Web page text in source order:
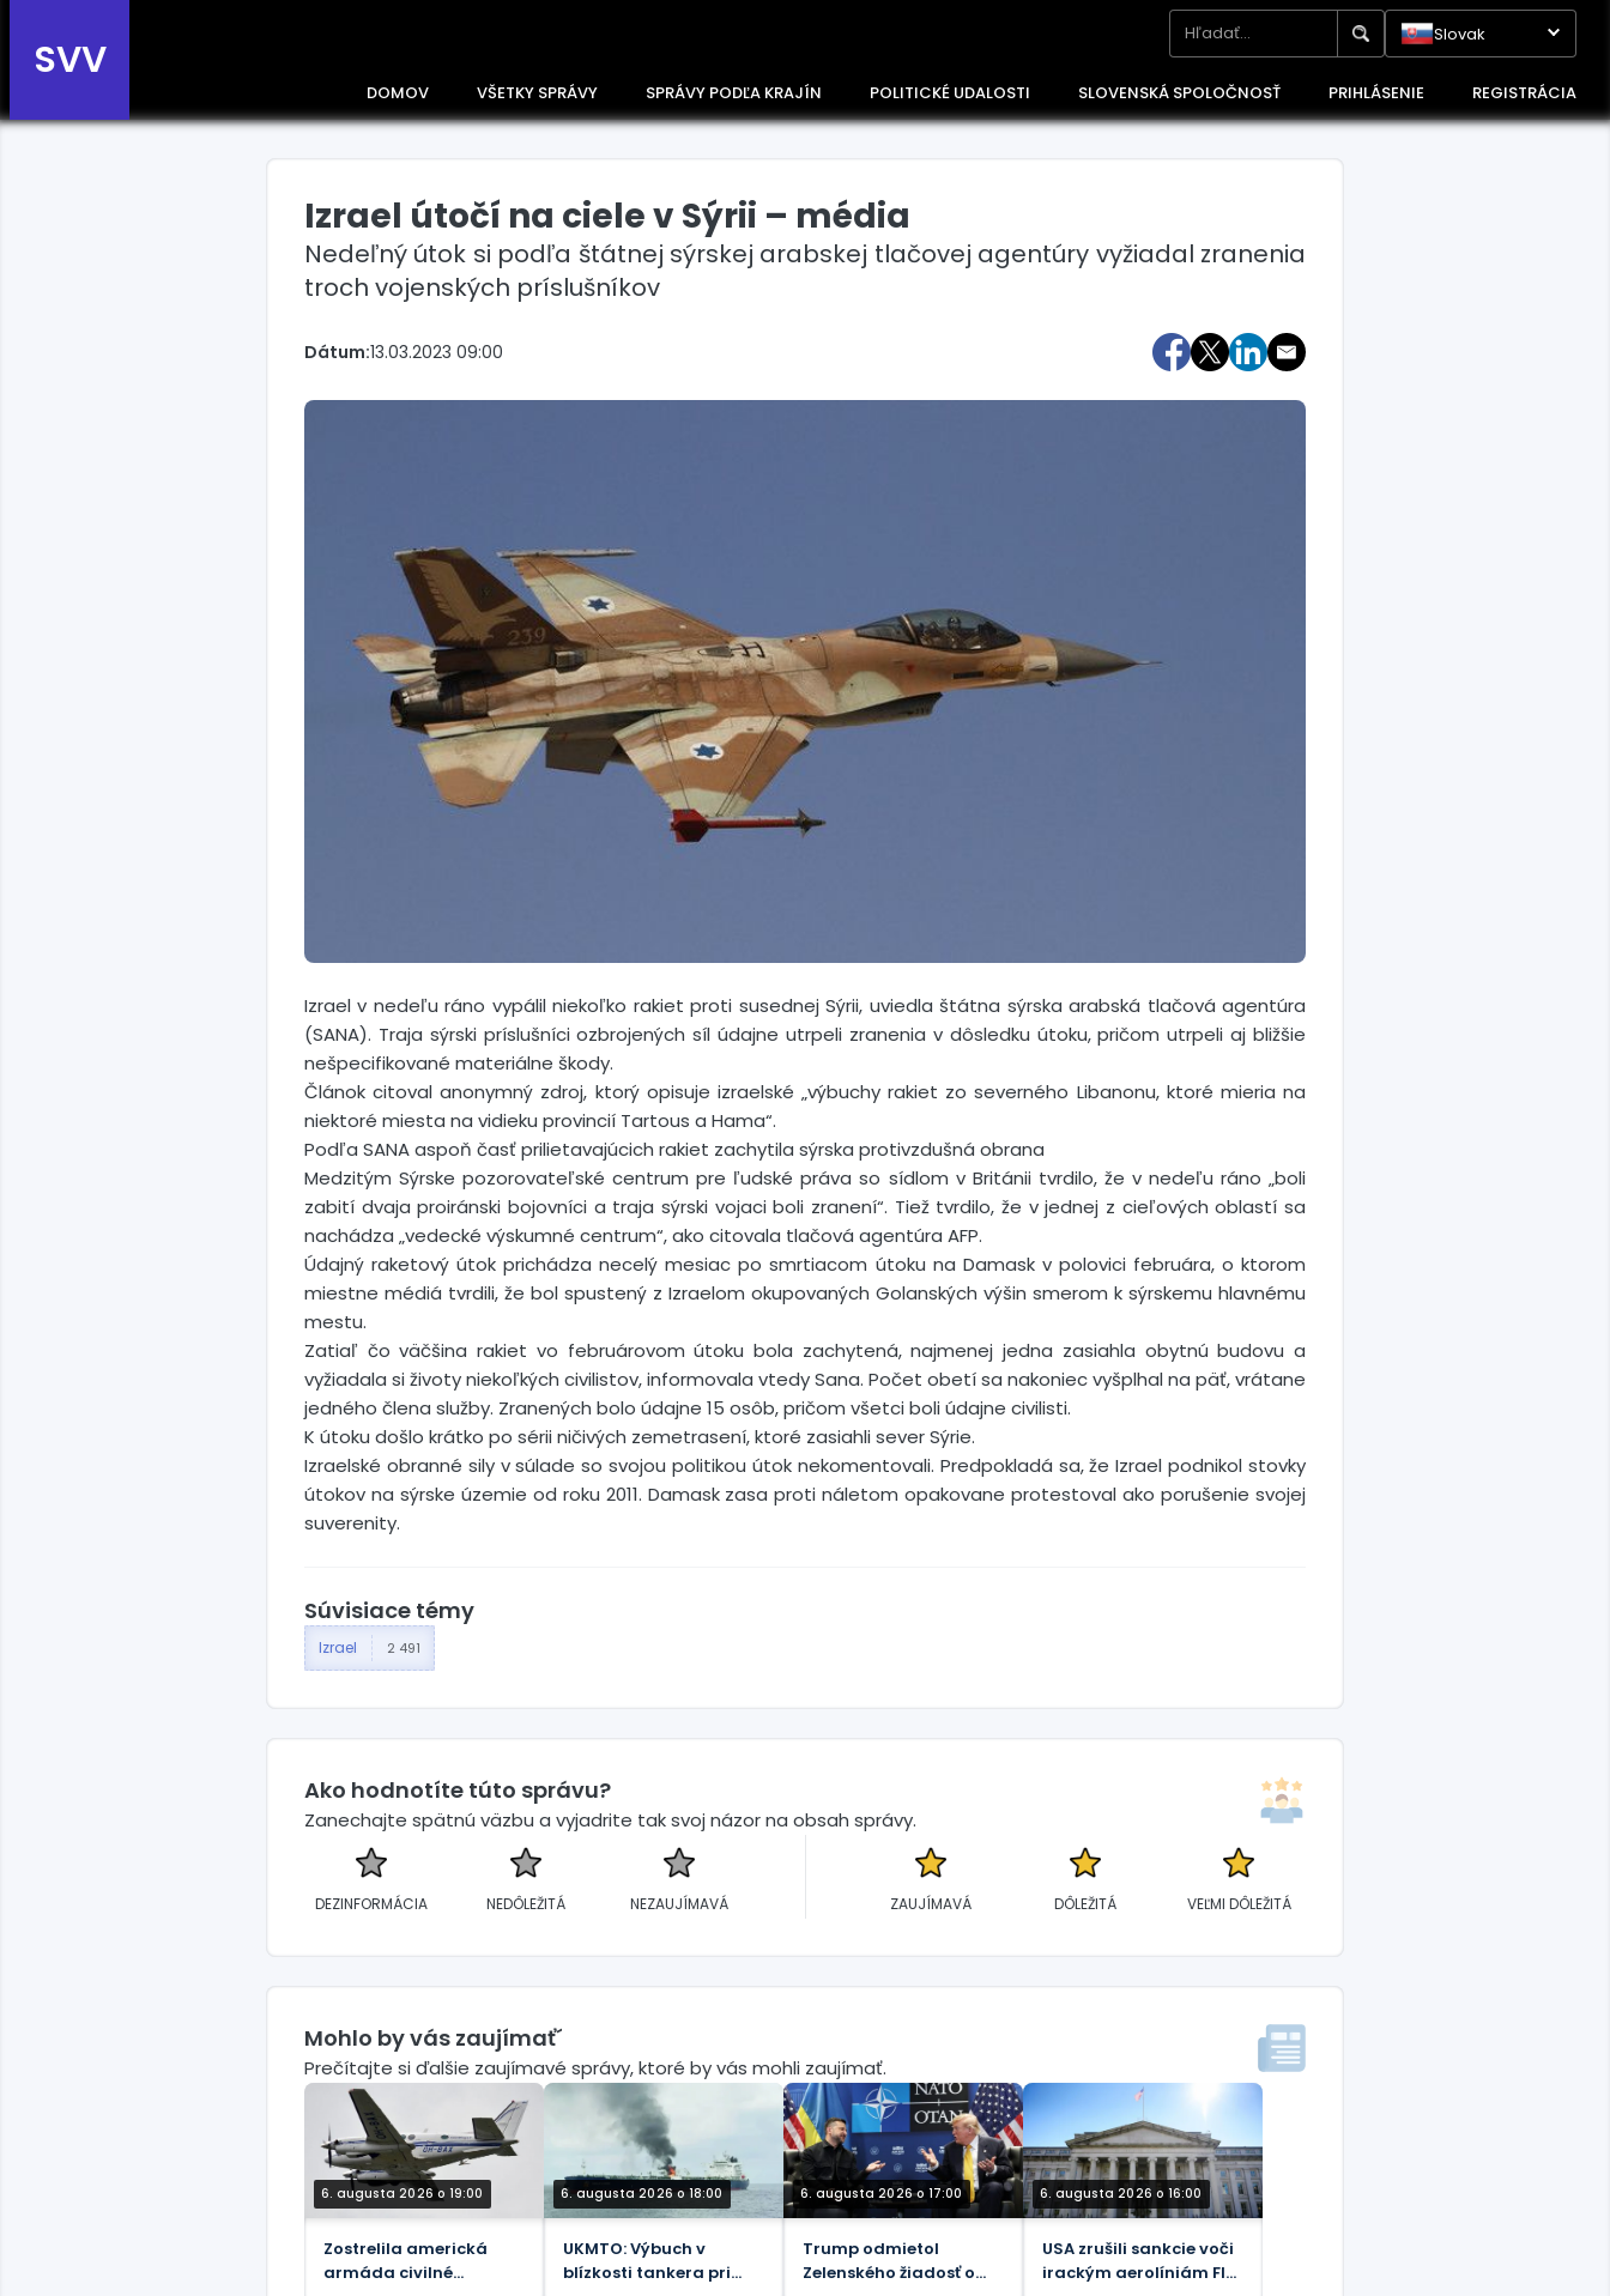
SVV
Slovak
DOMOV VŠETKY SPRÁVY SPRÁVY PODĽA KRAJÍN POLITICKÉ UDALOSTI SLOVENSKÁ SPOLOČNOSŤ PRIHLÁSENIE REGISTRÁCIA
Slovensko Maďarsko
Izrael útočí na ciele v Sýrii – média
Nedeľný útok si podľa štátnej sýrskej arabskej tlačovej agentúry vyžiadal zranenia
troch vojenských príslušníkov
Dátum:13.03.2023 09:00
Izrael v nedeľu ráno vypálil niekoľko rakiet proti susednej Sýrii, uviedla štátna sýrska arabská tlačová agentúra
(SANA). Traja sýrski príslušníci ozbrojených síl údajne utrpeli zranenia v dôsledku útoku, pričom utrpeli aj bližšie
nešpecifikované materiálne škody.
Článok citoval anonymný zdroj, ktorý opisuje izraelské „výbuchy rakiet zo severného Libanonu, ktoré mieria na
niektoré miesta na vidieku provincií Tartous a Hama“.
Podľa SANA aspoň časť prilietavajúcich rakiet zachytila sýrska protivzdušná obrana
Medzitým Sýrske pozorovateľské centrum pre ľudské práva so sídlom v Británii tvrdilo, že v nedeľu ráno „boli
zabití dvaja proiránski bojovníci a traja sýrski vojaci boli zranení“. Tiež tvrdilo, že v jednej z cieľových oblastí sa
nachádza „vedecké výskumné centrum“, ako citovala tlačová agentúra AFP.
Údajný raketový útok prichádza necelý mesiac po smrtiacom útoku na Damask v polovici februára, o ktorom
miestne médiá tvrdili, že bol spustený z Izraelom okupovaných Golanských výšin smerom k sýrskemu hlavnému
mestu.
Zatiaľ čo väčšina rakiet vo februárovom útoku bola zachytená, najmenej jedna zasiahla obytnú budovu a
vyžiadala si životy niekoľkých civilistov, informovala vtedy Sana. Počet obetí sa nakoniec vyšplhal na päť, vrátane
jedného člena služby. Zranených bolo údajne 15 osôb, pričom všetci boli údajne civilisti.
K útoku došlo krátko po sérii ničivých zemetrasení, ktoré zasiahli sever Sýrie.
Izraelské obranné sily v súlade so svojou politikou útok nekomentovali. Predpokladá sa, že Izrael podnikol stovky
útokov na sýrske územie od roku 2011. Damask zasa proti náletom opakovane protestoval ako porušenie svojej
suverenity.
Súvisiace témy
Izrael 2 491
Ako hodnotíte túto správu?
Zanechajte spätnú väzbu a vyjadrite tak svoj názor na obsah správy.
DEZINFORMÁCIA NEDÔLEŽITÁ NEZAUJÍMAVÁ ZAUJÍMAVÁ DÔLEŽITÁ VEĽMI DÔLEŽITÁ
Mohlo by vás zaujímať´
Prečítajte si ďalšie zaujímavé správy, ktoré by vás mohli zaujímať.
6. augusta 2026 o 19:00
Zostrelila americká
armáda civilné
6. augusta 2026 o 18:00
UKMTO: Výbuch v
blízkosti tankera pri
6. augusta 2026 o 17:00
Trump odmietol
Zelenského žiadosť o
6. augusta 2026 o 16:00
USA zrušili sankcie voči
irackým aerolíniám Fly